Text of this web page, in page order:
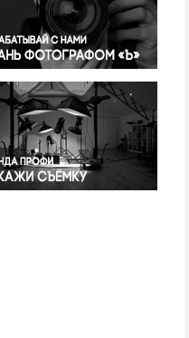
Правосудие
Происшествия и конфликты
Религия
Светская жизнь
Спорт
Экология
Экономика и бизнес